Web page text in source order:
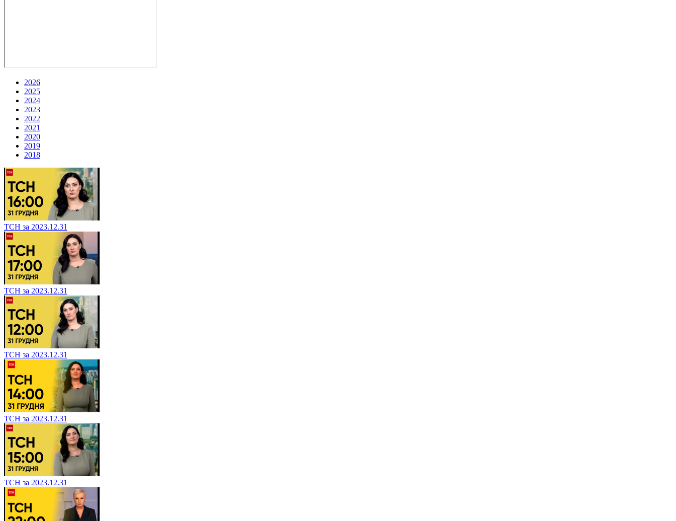
2026
2025
2024
2023
2022
2021
2020
2019
2018
ТСН за 2023.12.31
ТСН за 2023.12.31
ТСН за 2023.12.31
ТСН за 2023.12.31
ТСН за 2023.12.31